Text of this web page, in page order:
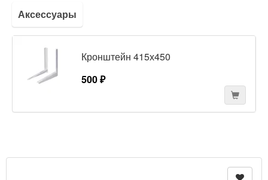
Аксессуары
Кронштейн 415х450
500 ₽